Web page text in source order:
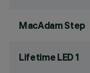
MacAdam Step
Lifetime LED 1